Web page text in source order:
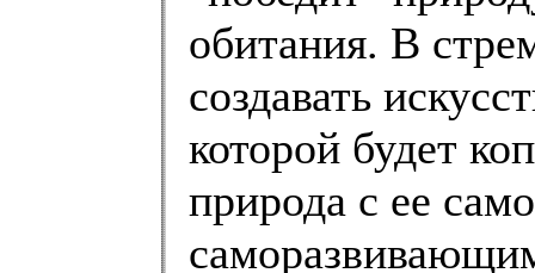
обитания. В
создавать
которой будет
природа с ее